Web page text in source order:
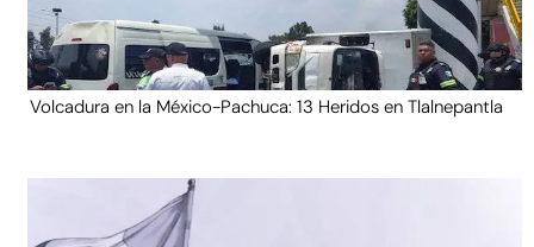
Volcadura en la México-Pachuca: 13 Heridos en Tlalnepantla